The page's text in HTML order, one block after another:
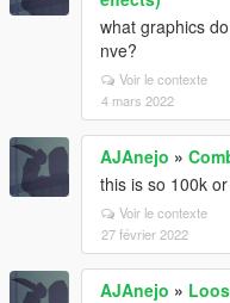
what graphics
nve?
Voir le contexte
4 mars 2022
AJAnejo »
this is so 100k
Voir le contexte
27 février 2022
AJAnejo »